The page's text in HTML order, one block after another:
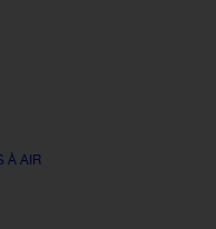
À AIR